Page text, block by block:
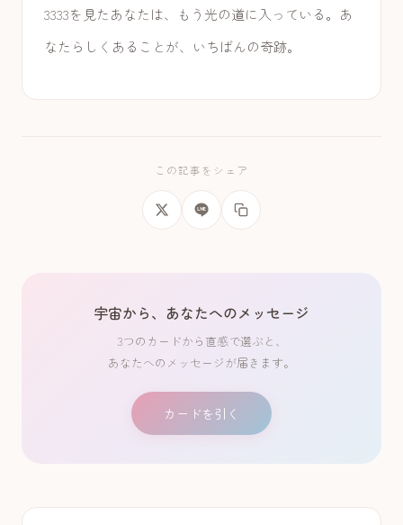
3333を見たあなたは、もう光の道に入っている。あ
なたらしくあることが、いちばんの奇跡。
この記事をシェア
宇宙から、あなたへのメッセージ
3つのカードから直感で選ぶと、
あなたへのメッセージが届きます。
カードを引く